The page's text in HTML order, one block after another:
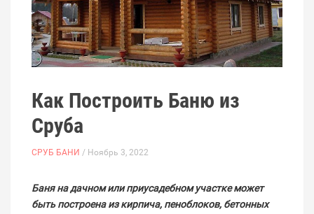
Как Построить Баню из
Сруба
СРУБ БАНИ / Ноябрь 3, 2022
Баня на дачном или приусадебном участке может
быть построена из кирпича, пеноблоков, бетонных